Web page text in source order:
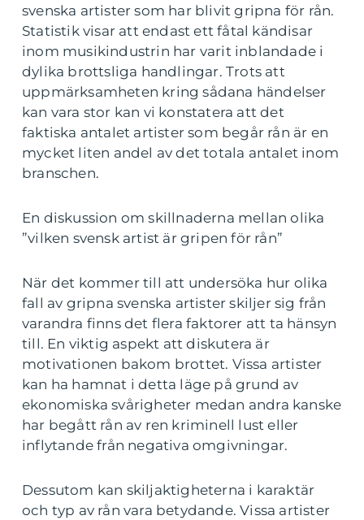
svenska artister som har blivit gripna för rån.
Statistik visar att endast ett fåtal kändisar
inom musikindustrin har varit inblandade i
dylika brottsliga handlingar. Trots att
uppmärksamheten kring sådana händelser
kan vara stor kan vi konstatera att det
faktiska antalet artister som begår rån är en
mycket liten andel av det totala antalet inom
branschen.
En diskussion om skillnaderna mellan olika
”vilken svensk artist är gripen för rån”
När det kommer till att undersöka hur olika
fall av gripna svenska artister skiljer sig från
varandra finns det flera faktorer att ta hänsyn
till. En viktig aspekt att diskutera är
motivationen bakom brottet. Vissa artister
kan ha hamnat i detta läge på grund av
ekonomiska svårigheter medan andra kanske
har begått rån av ren kriminell lust eller
inflytande från negativa omgivningar.
Dessutom kan skiljaktigheterna i karaktär
och typ av rån vara betydande. Vissa artister